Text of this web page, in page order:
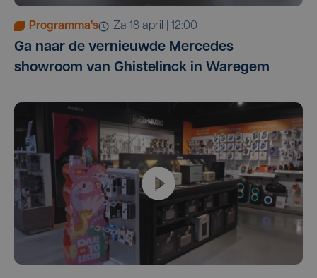
Programma's za 18 april | 12:00
Ga naar de vernieuwde Mercedes
showroom van Ghistelinck in Waregem